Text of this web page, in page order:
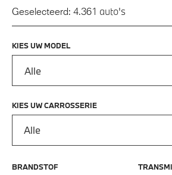
Typ een automodel in en druk op
Geselecteerd: 4.361 auto's
KIES UW MODEL
KIES UW CARROSSERIE
Alle
BRANDSTOF